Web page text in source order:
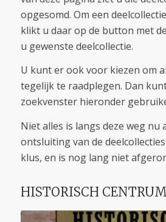
opgesomd. Om een
klikt u daar op de button met
u gewenste deelcollectie.
U kunt er ook voor kiezen om
tegelijk te raadplegen. Dan
zoekvenster hieronder
Niet alles is langs deze weg nu
ontsluiting van de
klus, en is nog lang niet
HISTORISCH CENTRUM